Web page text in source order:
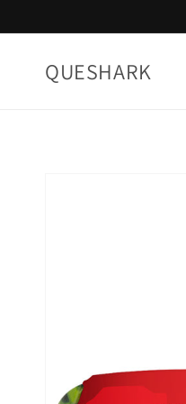
ai contenuti
QUESHARK